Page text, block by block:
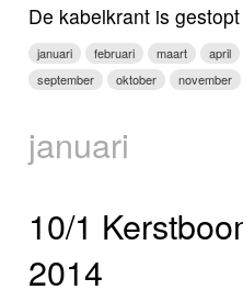
Foto's
Webcam
Info
De kabelkrant is
januari februari maart april
september
oktober november
januari
10/1
2014